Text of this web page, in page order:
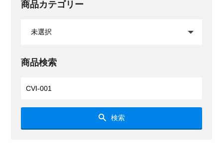
商品カテゴリー
商品検索
検索